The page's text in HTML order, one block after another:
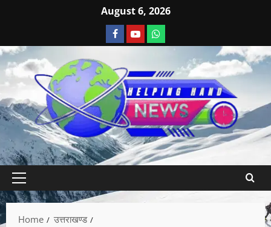
August 6, 2026
Home
उत्तराखण्ड